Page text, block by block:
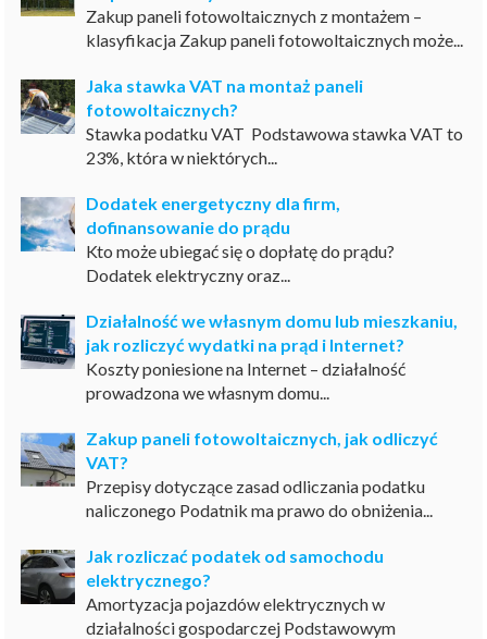
Zakup paneli fotowoltaicznych z montażem –
klasyfikacja Zakup paneli fotowoltaicznych może...
Jaka stawka VAT na montaż paneli
fotowoltaicznych?
Stawka podatku VAT Podstawowa stawka VAT to
23%, która w niektórych...
Dodatek energetyczny dla firm,
dofinansowanie do prądu
Kto może ubiegać się o dopłatę do prądu?
Dodatek elektryczny oraz...
Działalność we własnym domu lub mieszkaniu,
jak rozliczyć wydatki na prąd i Internet?
Koszty poniesione na Internet – działalność
prowadzona we własnym domu...
Zakup paneli fotowoltaicznych, jak odliczyć
VAT?
Przepisy dotyczące zasad odliczania podatku
naliczonego Podatnik ma prawo do obniżenia...
Jak rozliczać podatek od samochodu
elektrycznego?
Amortyzacja pojazdów elektrycznych w
działalności gospodarczej Podstawowym